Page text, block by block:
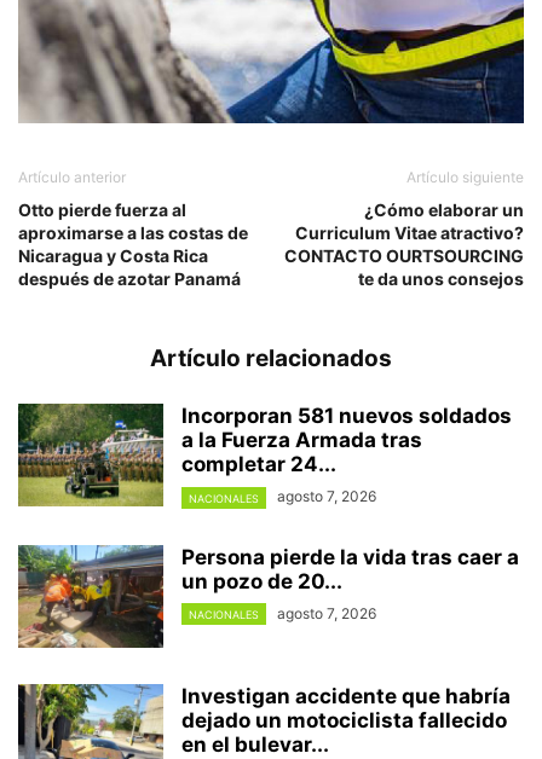
Artículo anterior
Otto pierde fuerza al
aproximarse a las costas de
Nicaragua y Costa Rica
después de azotar Panamá
Artículo siguiente
¿Cómo elaborar un
Curriculum Vitae atractivo?
CONTACTO OURTSOURCING
te da unos consejos
Artículo relacionados
Incorporan 581 nuevos soldados
a la Fuerza Armada tras
completar 24...
NACIONALES agosto 7, 2026
Persona pierde la vida tras caer a
un pozo de 20...
NACIONALES agosto 7, 2026
Investigan accidente que habría
dejado un motociclista fallecido
en el bulevar...